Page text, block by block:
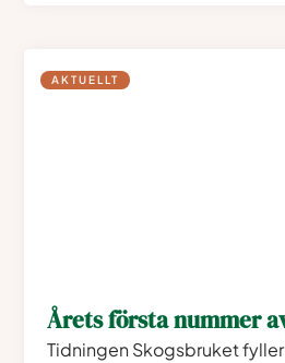
AKTUELLT
Årets första nummer
Tidningen Skogsbruket